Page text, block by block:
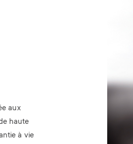
aux
haute
à vie